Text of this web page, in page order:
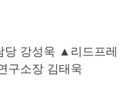
강성욱 ▲리드프레
구소장 김태욱